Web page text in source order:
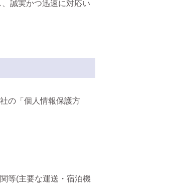
誠実かつ迅速に対応い
の「個人情報保護方
等(主要な運送・宿泊機